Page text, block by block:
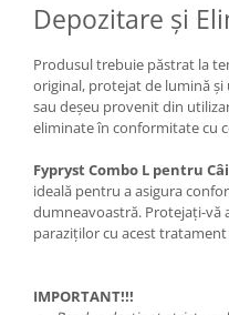
Depozitare și
Produsul trebuie păstrat la
original, protejat de lumină
sau deșeu provenit din
eliminate în conformitate cu
Fypryst Combo L pentru
ideală pentru a asigura
dumneavoastră. Protejați-vă
paraziților cu acest
IMPORTANT!!!